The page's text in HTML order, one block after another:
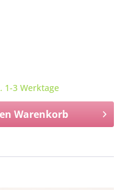
1-3 Werktage
Warenkorb